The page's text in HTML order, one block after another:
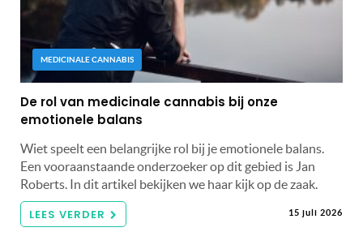
MEDICINALE CANNABIS
De rol van medicinale cannabis bij onze
emotionele balans
Wiet speelt een belangrijke rol bij je emotionele balans.
Een vooraanstaande onderzoeker op dit gebied is Jan
Roberts. In dit artikel bekijken we haar kijk op de zaak.
LEES VERDER 15 juli 2026